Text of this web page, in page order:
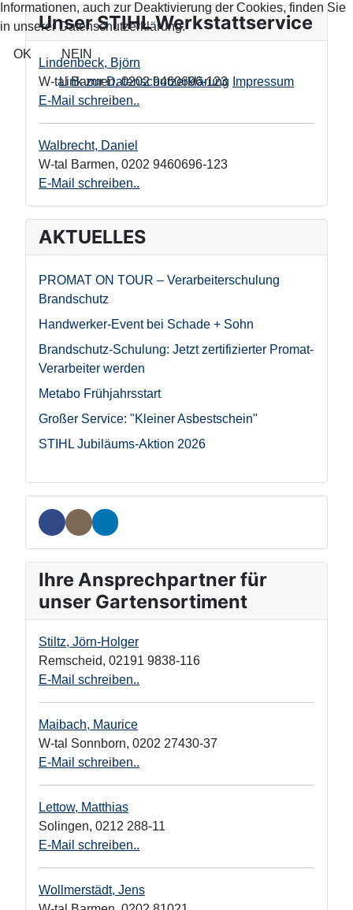
Unser STIHL Werkstattservice
Lindenbeck, Björn
W-tal Barmen,0202 9460696-123
E-Mail schreiben..
Walbrecht, Daniel
W-tal Barmen, 0202 9460696-123
E-Mail schreiben..
AKTUELLES
PROMAT ON TOUR – Verarbeiterschulung
Brandschutz
Handwerker-Event bei Schade + Sohn
Brandschutz-Schulung: Jetzt zertifizierter Promat-
Verarbeiter werden
Metabo Frühjahrsstart
Großer Service: "Kleiner Asbestschein"
STIHL Jubiläums-Aktion 2026
Ihre Ansprechpartner für
unser Gartensortiment
Stiltz, Jörn-Holger
Remscheid, 02191 9838-116
E-Mail schreiben..
Maibach, Maurice
W-tal Sonnborn, 0202 27430-37
E-Mail schreiben..
Lettow, Matthias
Solingen, 0212 288-11
E-Mail schreiben..
Wollmerstädt, Jens
Informationen, auch zur Deaktivierung der Cookies, finden Sie
in unserer Datenschutzerklärung.
OK NEIN
Link zur Datenschutzerklärung Impressum